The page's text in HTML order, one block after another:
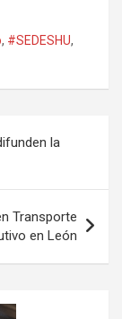
, #SEDESHU,
la
Transporte
en León